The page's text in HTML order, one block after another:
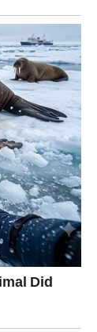
period
i
i jasno
životne
i Jarčevi
da